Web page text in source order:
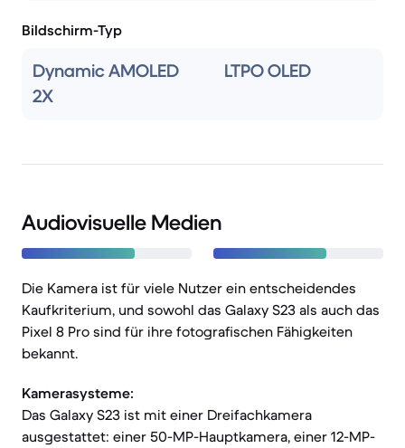
Bildschirm-Typ
Dynamic AMOLED
2X
LTPO OLED
Audiovisuelle Medien
Die Kamera ist für viele Nutzer ein entscheidendes
Kaufkriterium, und sowohl das Galaxy S23 als auch das
Pixel 8 Pro sind für ihre fotografischen Fähigkeiten
bekannt.
Kamerasysteme:
Das Galaxy S23 ist mit einer Dreifachkamera
ausgestattet: einer 50-MP-Hauptkamera, einer 12-MP-